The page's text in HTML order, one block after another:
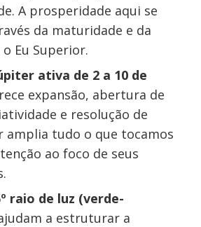
A prosperidade aqui se
da maturidade e da
Eu Superior.
ativa de 2 a 10 de
expansão, abertura de
e resolução de
amplia tudo o que tocamos
ao foco de seus
raio de luz (verde-
a estruturar a